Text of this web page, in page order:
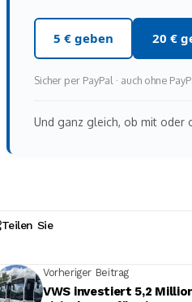
5 € geben 20 €
Sicher per PayPal · auch ohne
Und ganz gleich, ob mit oder
Teilen Sie
Vorheriger Beitrag
VWS investiert 5,2